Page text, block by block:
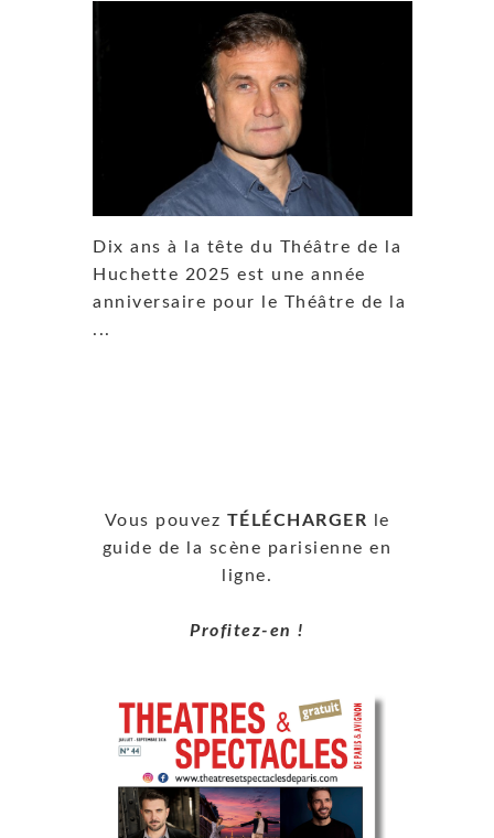
Dix ans à la tête du Théâtre de la
Huchette 2025 est une année
anniversaire pour le Théâtre de la
...
Vous pouvez TÉLÉCHARGER le
guide de la scène parisienne en
ligne.
Profitez-en !